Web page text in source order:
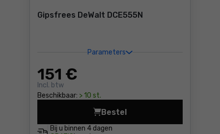
Gipsfrees DeWalt DCE555N
Parameters
151 €
Incl. btw
Beschikbaar: > 10 st.
Bij u binnen 4 dagen
Bestel
Gipsfrees DeWalt DCE555N